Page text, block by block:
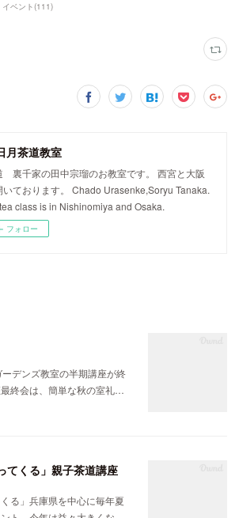
ベント(111)
月茶道教室
裏千家の田中宗瑠のお教室です。 西宮と大阪
いております。 Chado Urasenke,Soryu Tanaka.
class is in Nishinomiya and Osaka.
フォロー
デンズ教室の半期講座が終
終会は、簡単な秋の室礼…
てくる」親子茶道講座
る」兵庫県を中心に毎年夏